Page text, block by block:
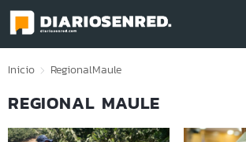
Click acá para ir directamente al contenido
Inicio RegionalMaule
REGIONAL MAULE